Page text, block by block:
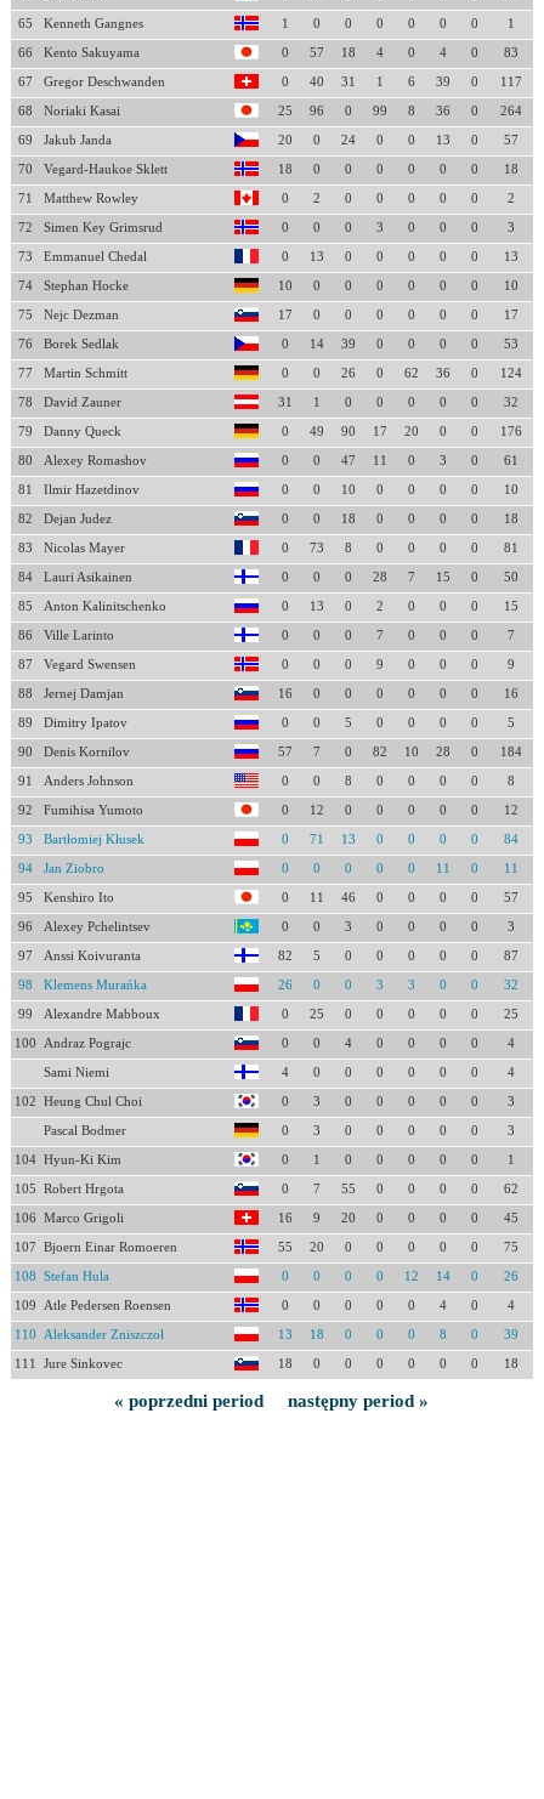
65 Kenneth Gangnes 1 0 0 0 0 0 0 1
66 Kento Sakuyama 0 57 18 4 0 4 0 83
67 Gregor Deschwanden 0 40 31 1 6 39 0 117
68 Noriaki Kasai 25 96 0 99 8 36 0 264
69 Jakub Janda 20 0 24 0 0 13 0 57
70 Vegard-Haukoe Sklett 18 0 0 0 0 0 0 18
71 Matthew Rowley 0 2 0 0 0 0 0 2
72 Simen Key Grimsrud 0 0 0 3 0 0 0 3
73 Emmanuel Chedal 0 13 0 0 0 0 0 13
74 Stephan Hocke 10 0 0 0 0 0 0 10
75 Nejc Dezman 17 0 0 0 0 0 0 17
76 Borek Sedlak 0 14 39 0 0 0 0 53
77 Martin Schmitt 0 0 26 0 62 36 0 124
78 David Zauner 31 1 0 0 0 0 0 32
79 Danny Queck 0 49 90 17 20 0 0 176
80 Alexey Romashov 0 0 47 11 0 3 0 61
81 Ilmir Hazetdinov 0 0 10 0 0 0 0 10
82 Dejan Judez 0 0 18 0 0 0 0 18
83 Nicolas Mayer 0 73 8 0 0 0 0 81
84 Lauri Asikainen 0 0 0 28 7 15 0 50
85 Anton Kalinitschenko 0 13 0 2 0 0 0 15
86 Ville Larinto 0 0 0 7 0 0 0 7
87 Vegard Swensen 0 0 0 9 0 0 0 9
88 Jernej Damjan 16 0 0 0 0 0 0 16
89 Dimitry Ipatov 0 0 5 0 0 0 0 5
90 Denis Kornilov 57 7 0 82 10 28 0 184
91 Anders Johnson 0 0 8 0 0 0 0 8
92 Fumihisa Yumoto 0 12 0 0 0 0 0 12
93 Bartłomiej Kłusek 0 71 13 0 0 0 0 84
94 Jan Ziobro 0 0 0 0 0 11 0 11
95 Kenshiro Ito 0 11 46 0 0 0 0 57
96 Alexey Pchelintsev 0 0 3 0 0 0 0 3
97 Anssi Koivuranta 82 5 0 0 0 0 0 87
98 Klemens Murańka 26 0 0 3 3 0 0 32
99 Alexandre Mabboux 0 25 0 0 0 0 0 25
100 Andraz Pograjc 0 0 4 0 0 0 0 4
Sami Niemi 4 0 0 0 0 0 0 4
102 Heung Chul Choi 0 3 0 0 0 0 0 3
Pascal Bodmer 0 3 0 0 0 0 0 3
104 Hyun-Ki Kim 0 1 0 0 0 0 0 1
105 Robert Hrgota 0 7 55 0 0 0 0 62
106 Marco Grigoli 16 9 20 0 0 0 0 45
107 Bjoern Einar Romoeren 55 20 0 0 0 0 0 75
108 Stefan Hula 0 0 0 0 12 14 0 26
109 Atle Pedersen Roensen 0 0 0 0 0 4 0 4
110 Aleksander Zniszczoł 13 18 0 0 0 8 0 39
111 Jure Sinkovec 18 0 0 0 0 0 0 18
« poprzedni period następny period »